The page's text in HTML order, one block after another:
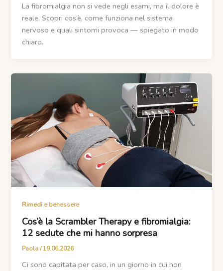
La fibromialgia non si vede negli esami, ma il dolore è
reale. Scopri cos’è, come funziona nel sistema
nervoso e quali sintomi provoca — spiegato in modo
chiaro.
Rimedi e benessere
Cos’è la Scrambler Therapy e fibromialgia:
12 sedute che mi hanno sorpresa
Paola/19.06.2026
Ci sono capitata per caso, in un giorno in cui non